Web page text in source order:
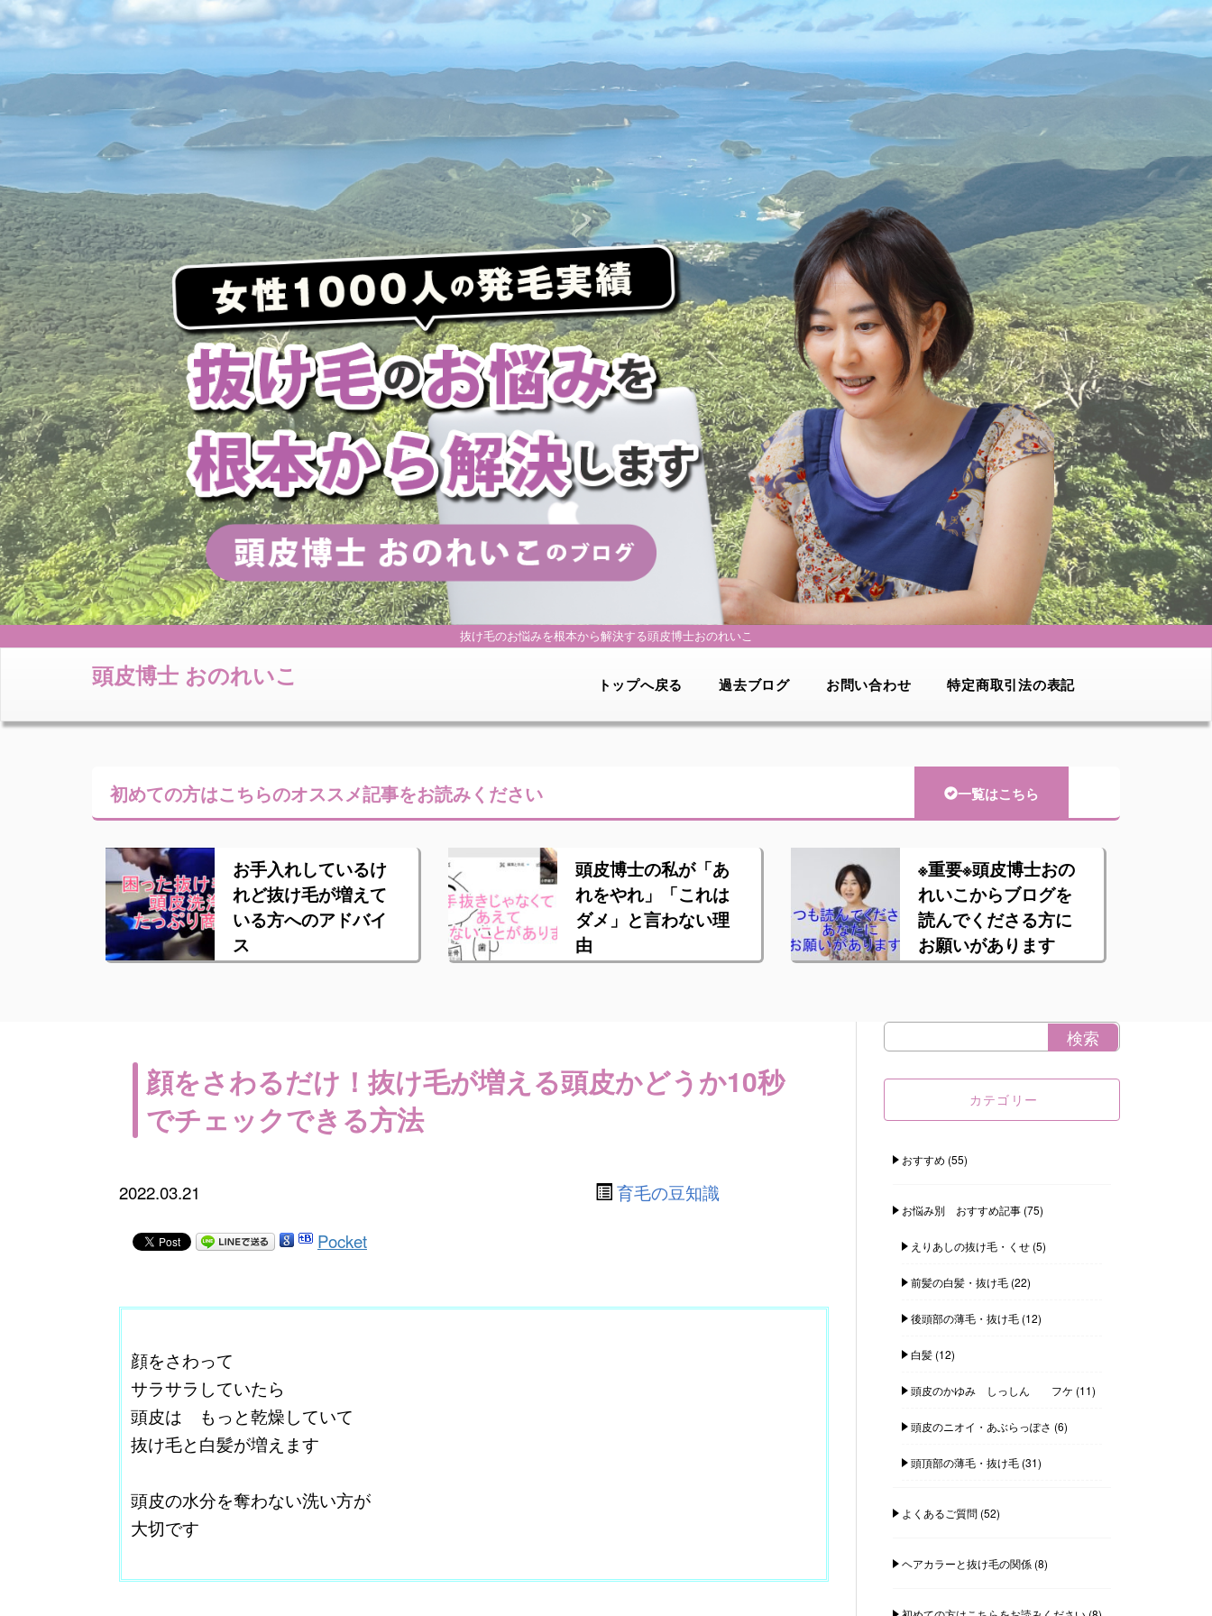
抜け毛のお悩みを根本から解決する頭皮博士おのれいこ
頭皮博士 おのれいこ トップへ戻る 過去ブログ お問い合わせ 特定商取引法の表記
初めての方はこちらのオススメ記事をお読みください 一覧はこちら
お手入れしているけ
れど抜け毛が増えて
いる方へのアドバイ
ス
頭皮博士の私が「あ
れをやれ」「これは
ダメ」と言わない理
由
※重要※頭皮博士おの
れいこからブログを
読んでくださる方に
お願いがあります
顔をさわるだけ！抜け毛が増える頭皮かどうか10秒
でチェックできる方法
2022.03.21 育毛の豆知識
Pocket
顔をさわって
サラサラしていたら
頭皮は もっと乾燥していて
抜け毛と白髪が増えます
頭皮の水分を奪わない洗い方が
大切です
カテゴリー
おすすめ (55)
お悩み別 おすすめ記事(75)
えりあしの抜け毛・くせ(5)
前髪の白髪・抜け毛(22)
後頭部の薄毛・抜け毛(12)
白髪(12)
頭皮のかゆみ しっしん フケ (11)
頭皮のニオイ・あぶらっぽさ (6)
頭頂部の薄毛・抜け毛(31)
よくあるご質問(52)
ヘアカラーと抜け毛の関係(8)